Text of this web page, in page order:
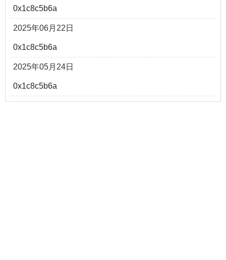
0x1c8c5b6a
2025年06月22日
0x1c8c5b6a
2025年05月24日
0x1c8c5b6a